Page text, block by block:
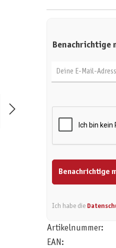
Benachrichtige
Benachrichtige
Ich habe die
Artikelnummer:
EAN: